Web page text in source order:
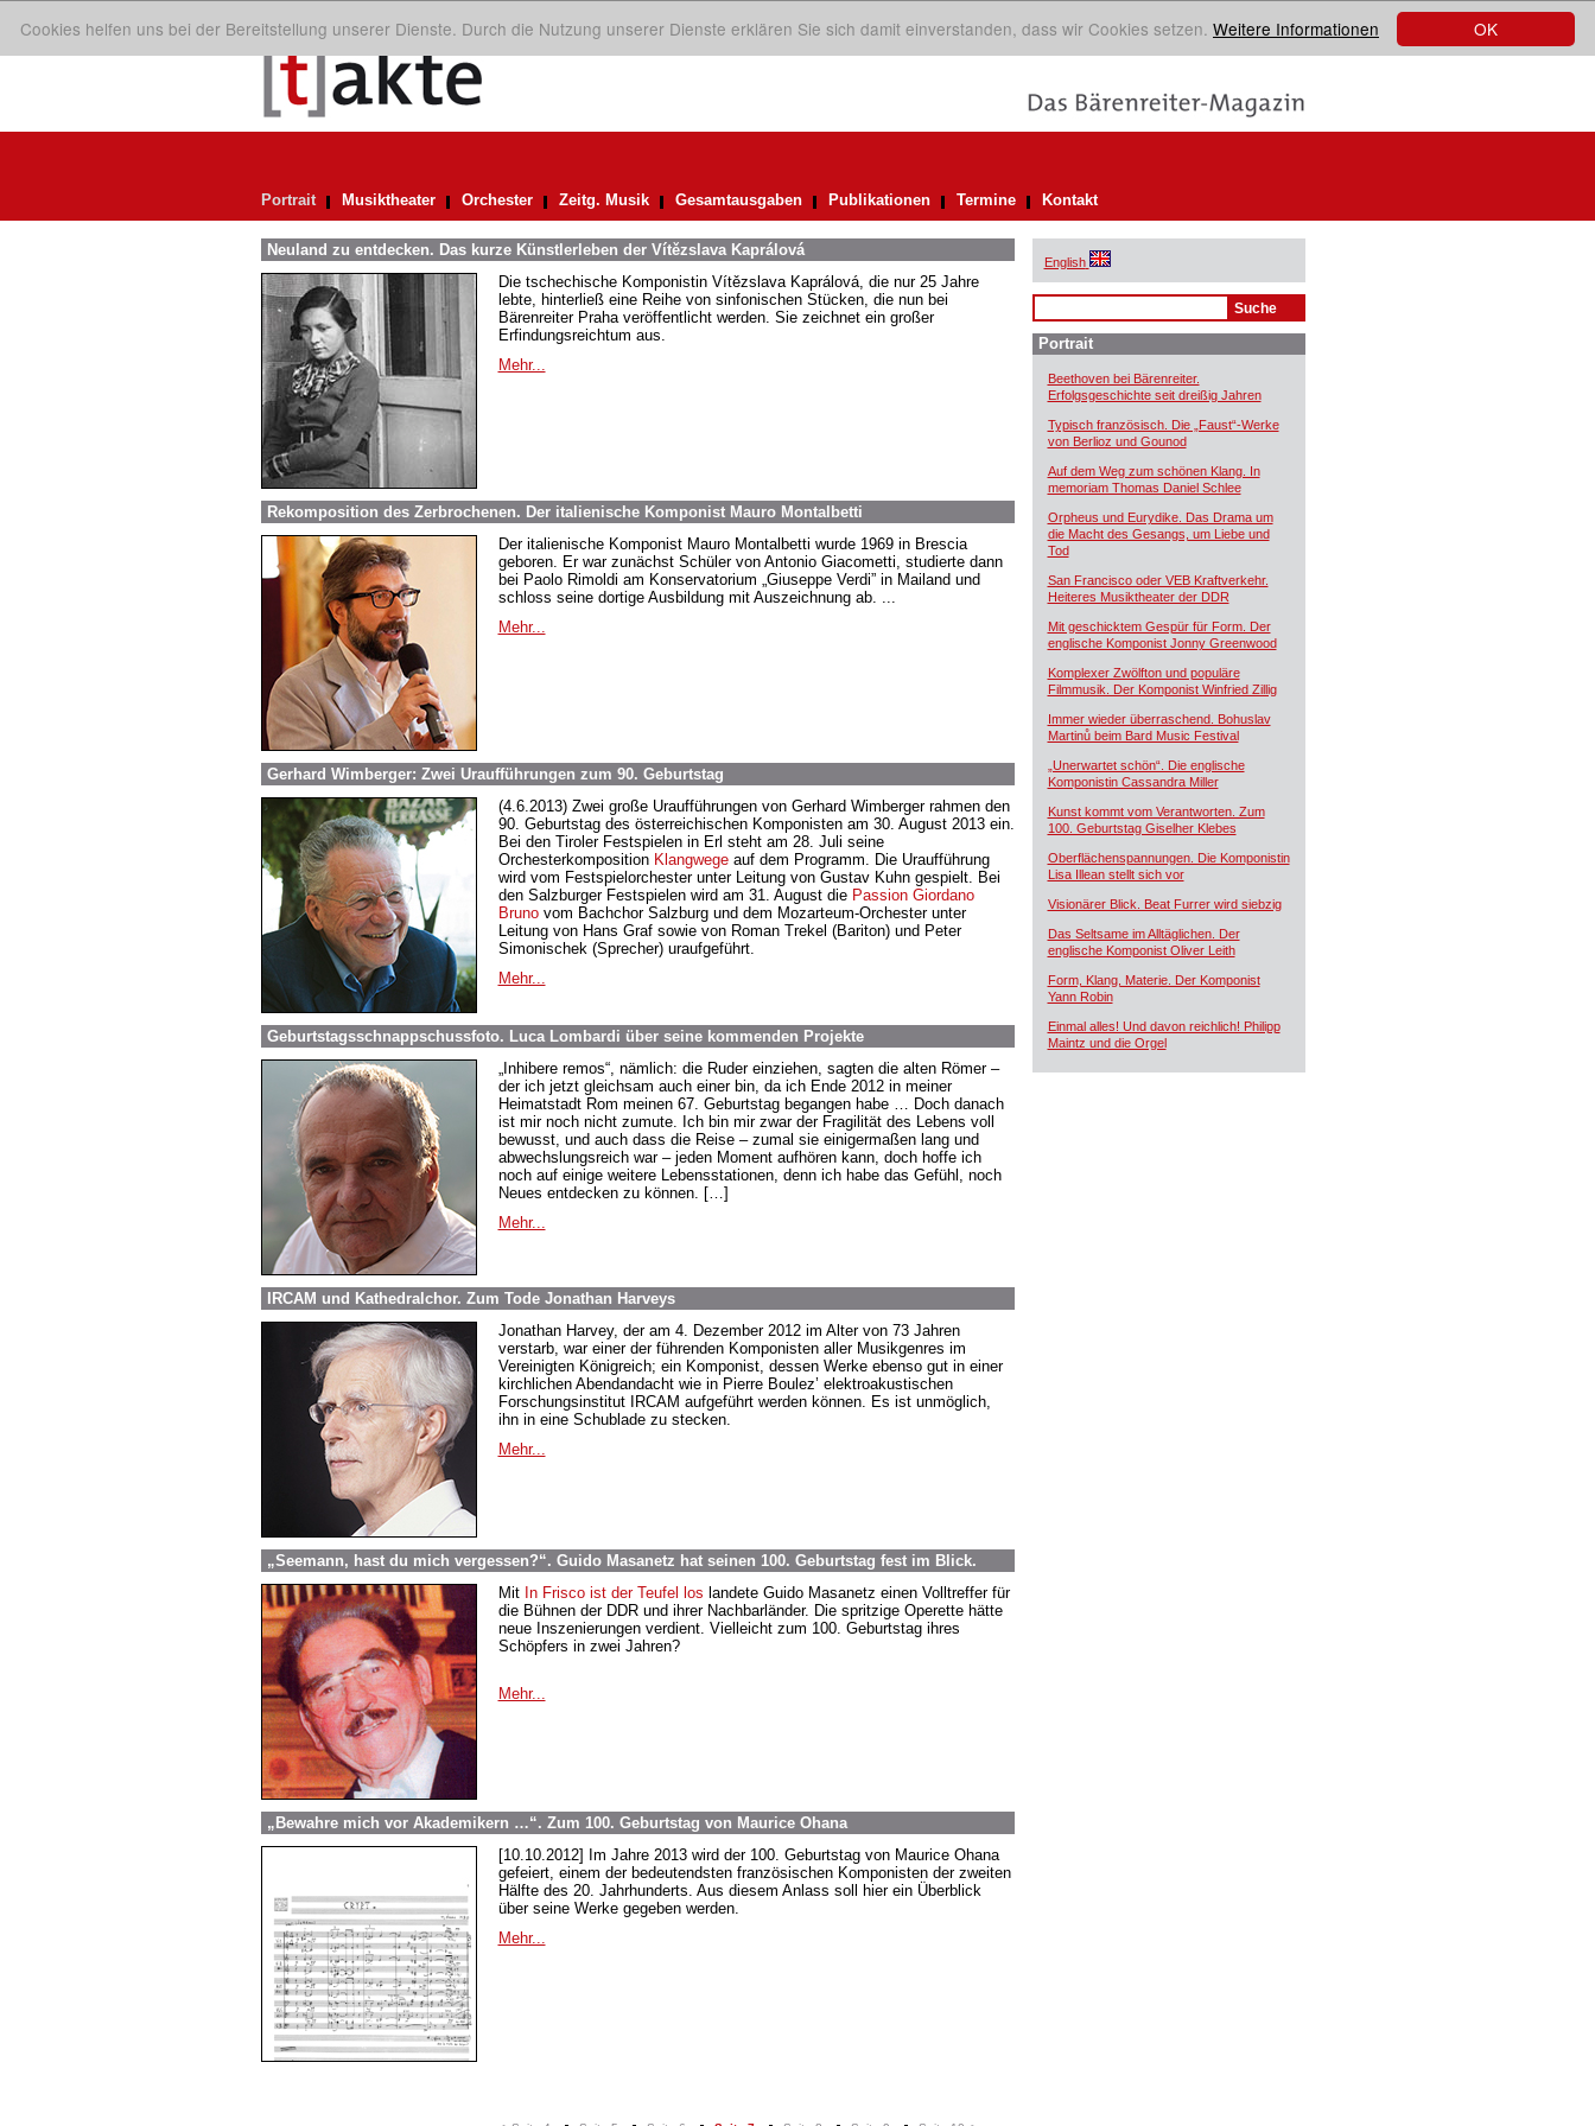
OK
Cookies helfen uns bei der Bereitstellung unserer Dienste. Durch die Nutzung unserer Dienste erklären Sie sich damit einverstanden, dass wir Cookies setzen. Weitere Informationen
Portrait Musiktheater Orchester Zeitg. Musik Gesamtausgaben Publikationen Termine Kontakt
Neuland zu entdecken. Das kurze Künstlerleben der Vítězslava Kaprálová
Die tschechische Komponistin Vítězslava Kaprálová, die nur 25 Jahre
lebte, hinterließ eine Reihe von sinfonischen Stücken, die nun bei
Bärenreiter Praha veröffentlicht werden. Sie zeichnet ein großer
Erfindungsreichtum aus.
Mehr...
Rekomposition des Zerbrochenen. Der italienische Komponist Mauro Montalbetti
Der italienische Komponist Mauro Montalbetti wurde 1969 in Brescia
geboren. Er war zunächst Schüler von Antonio Giacometti, studierte dann
bei Paolo Rimoldi am Konservatorium „Giuseppe Verdi” in Mailand und
schloss seine dortige Ausbildung mit Auszeichnung ab. ...
Mehr...
Gerhard Wimberger: Zwei Uraufführungen zum 90. Geburtstag
(4.6.2013) Zwei große Uraufführungen von Gerhard Wimberger rahmen den
90. Geburtstag des österreichischen Komponisten am 30. August 2013 ein.
Bei den Tiroler Festspielen in Erl steht am 28. Juli seine
Orchesterkomposition Klangwegeauf dem Programm. Die Uraufführung
wird vom Festspielorchester unter Leitung von Gustav Kuhn gespielt. Bei
den Salzburger Festspielen wird am 31. August die Passion Giordano
Brunovom Bachchor Salzburg und dem Mozarteum-Orchester unter
Leitung von Hans Graf sowie von Roman Trekel (Bariton) und Peter
Simonischek (Sprecher) uraufgeführt.
Mehr...
Geburtstagsschnappschussfoto. Luca Lombardi über seine kommenden Projekte
„Inhibere remos“, nämlich: die Ruder einziehen, sagten die alten Römer –
der ich jetzt gleichsam auch einer bin, da ich Ende 2012 in meiner
Heimatstadt Rom meinen 67. Geburtstag begangen habe … Doch danach
ist mir noch nicht zumute. Ich bin mir zwar der Fragilität des Lebens voll
bewusst, und auch dass die Reise – zumal sie einigermaßen lang und
abwechslungsreich war – jeden Moment aufhören kann, doch hoffe ich
noch auf einige weitere Lebensstationen, denn ich habe das Gefühl, noch
Neues entdecken zu können. […]
Mehr...
IRCAM und Kathedralchor. Zum Tode Jonathan Harveys
Jonathan Harvey, der am 4. Dezember 2012 im Alter von 73 Jahren
verstarb, war einer der führenden Komponisten aller Musikgenres im
Vereinigten Königreich; ein Komponist, dessen Werke ebenso gut in einer
kirchlichen Abendandacht wie in Pierre Boulez’ elektroakustischen
Forschungsinstitut IRCAM aufgeführt werden können. Es ist unmöglich,
ihn in eine Schublade zu stecken.
Mehr...
„Seemann, hast du mich vergessen?“. Guido Masanetz hat seinen 100. Geburtstag fest im Blick.
Mit In Frisco ist der Teufel los landete Guido Masanetz einen Volltreffer für
die Bühnen der DDR und ihrer Nachbarländer. Die spritzige Operette hätte
neue Inszenierungen verdient. Vielleicht zum 100. Geburtstag ihres
Schöpfers in zwei Jahren?
Mehr...
„Bewahre mich vor Akademikern …“. Zum 100. Geburtstag von Maurice Ohana
[10.10.2012] Im Jahre 2013 wird der 100. Geburtstag von Maurice Ohana
gefeiert, einem der bedeutendsten französischen Komponisten der zweiten
Hälfte des 20. Jahrhunderts. Aus diesem Anlass soll hier ein Überblick
über seine Werke gegeben werden.
Mehr...
English
Portrait
Beethoven bei Bärenreiter.
Erfolgsgeschichte seit dreißig Jahren
Typisch französisch. Die „Faust“-Werke
von Berlioz und Gounod
Auf dem Weg zum schönen Klang. In
memoriam Thomas Daniel Schlee
Orpheus und Eurydike. Das Drama um
die Macht des Gesangs, um Liebe und
Tod
San Francisco oder VEB Kraftverkehr.
Heiteres Musiktheater der DDR
Mit geschicktem Gespür für Form. Der
englische Komponist Jonny Greenwood
Komplexer Zwölfton und populäre
Filmmusik. Der Komponist Winfried Zillig
Immer wieder überraschend. Bohuslav
Martinů beim Bard Music Festival
„Unerwartet schön“. Die englische
Komponistin Cassandra Miller
Kunst kommt vom Verantworten. Zum
100. Geburtstag Giselher Klebes
Oberflächenspannungen. Die Komponistin
Lisa Illean stellt sich vor
Visionärer Blick. Beat Furrer wird siebzig
Das Seltsame im Alltäglichen. Der
englische Komponist Oliver Leith
Form, Klang, Materie. Der Komponist
Yann Robin
Einmal alles! Und davon reichlich! Philipp
Maintz und die Orgel